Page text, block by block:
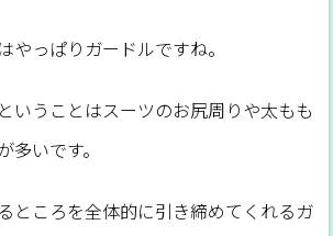
やっぱりガードルですね。
いうことはスーツのお尻周りや太もも
多いです。
ところを全体的に引き締めてくれるガ